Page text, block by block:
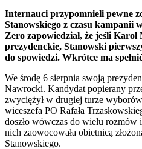
Internauci przypomnieli pewne
Stanowskiego z czasu kampanii
Zero zapowiedział, że jeśli
prezydenckie, Stanowski
do spowiedzi. Wkrótce ma
We środę 6 sierpnia swoją
Nawrocki. Kandydat popierany
zwyciężył w drugiej turze
wiceszefa PO Rafała
doszło wówczas do wielu rozmów
nich zaowocowała obietnicą
Stanowskiego.